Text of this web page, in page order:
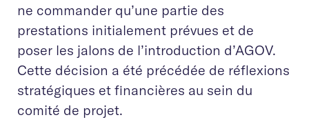
ne commander qu’une partie des
prestations initialement prévues et de
poser les jalons de l’introduction d’AGOV.
Cette décision a été précédée de réflexions
stratégiques et financières au sein du
comité de projet.